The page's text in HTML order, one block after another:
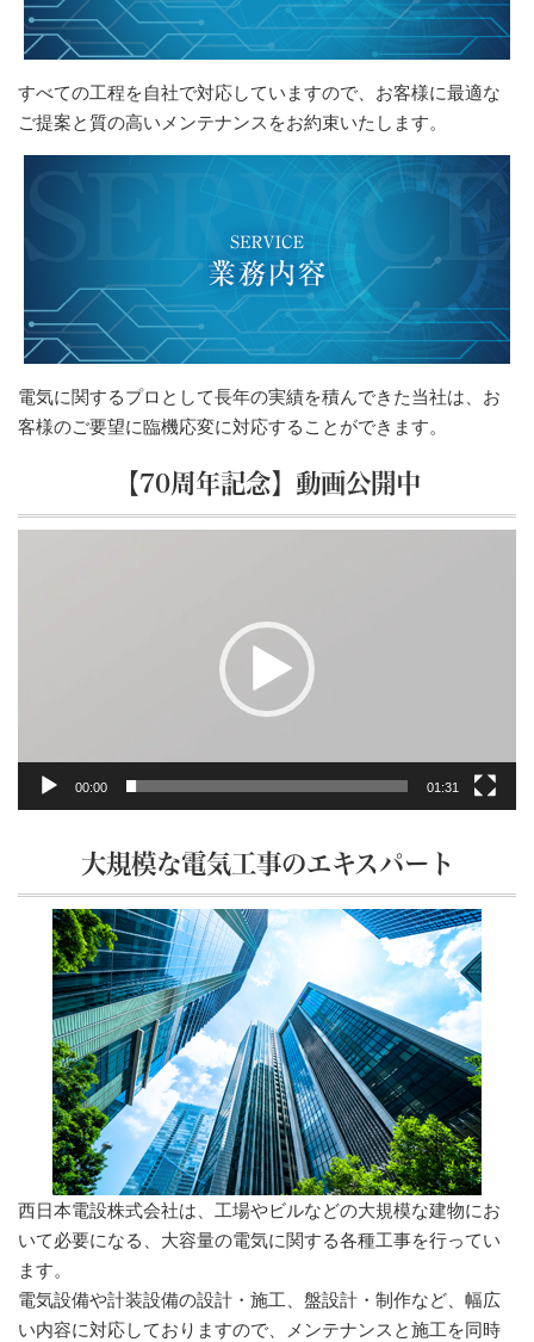
すべての工程を自社で対応していますので、お客様に最適な
ご提案と質の高いメンテナンスをお約束いたします。
電気に関するプロとして長年の実績を積んできた当社は、お
客様のご要望に臨機応変に対応することができます。
【70周年記念】動画公開中
00:00 01:31
大規模な電気工事のエキスパート
西日本電設株式会社は、工場やビルなどの大規模な建物にお
いて必要になる、大容量の電気に関する各種工事を行ってい
ます。
電気設備や計装設備の設計・施工、盤設計・制作など、幅広
い内容に対応しておりますので、メンテナンスと施工を同時